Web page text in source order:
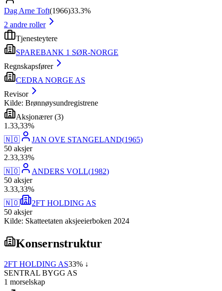
Dag Arne Toft(1966)33.3%
2 andre roller
Tjenesteytere
SPAREBANK 1 SØR-NORGE
Regnskapsfører
CEDRA NORGE AS
Revisor
Kilde: Brønnøysundregistrene
Aksjonærer(3)
1 .33,33%
🇳🇴
JAN OVE STANGELAND(1965)
50 aksjer
2.33,33%
🇳🇴
ANDERS VOLL(1982)
50 aksjer
3.33,33%
🇳🇴
2FT HOLDING AS
50 aksjer
Kilde: Skatteetaten aksjeeierboken 2024
Konsernstruktur
2FT HOLDING AS33% ↓
SENTRAL BYGG AS
1 morselskap